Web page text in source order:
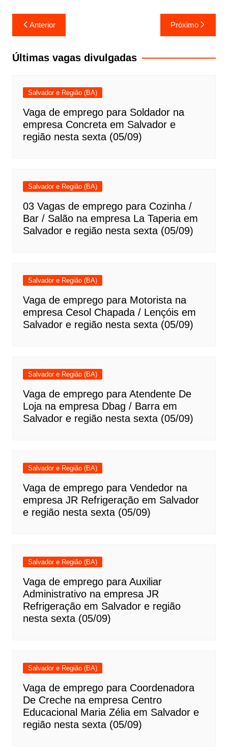
Navegação
de
Post
Anterior Próximo
Últimas vagas divulgadas
Salvador e Região (BA)
Vaga de emprego para Soldador na
empresa Concreta em Salvador e
região nesta sexta (05/09)
Salvador e Região (BA)
03 Vagas de emprego para Cozinha /
Bar / Salão na empresa La Taperia em
Salvador e região nesta sexta (05/09)
Salvador e Região (BA)
Vaga de emprego para Motorista na
empresa Cesol Chapada / Lençóis em
Salvador e região nesta sexta (05/09)
Salvador e Região (BA)
Vaga de emprego para Atendente De
Loja na empresa Dbag / Barra em
Salvador e região nesta sexta (05/09)
Salvador e Região (BA)
Vaga de emprego para Vendedor na
empresa JR Refrigeração em Salvador
e região nesta sexta (05/09)
Salvador e Região (BA)
Vaga de emprego para Auxiliar
Administrativo na empresa JR
Refrigeração em Salvador e região
nesta sexta (05/09)
Salvador e Região (BA)
Vaga de emprego para Coordenadora
De Creche na empresa Centro
Educacional Maria Zélia em Salvador e
região nesta sexta (05/09)